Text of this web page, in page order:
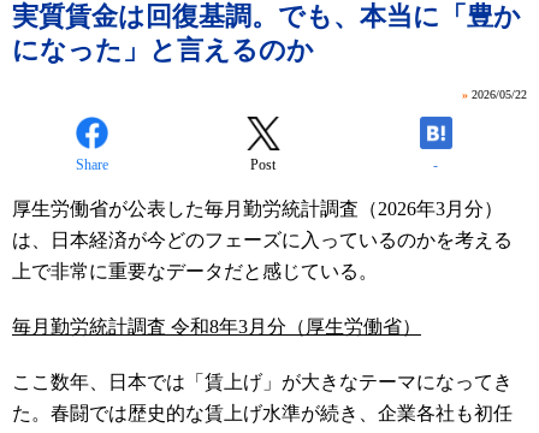
実質賃金は回復基調。でも、本当に「豊か
になった」と言えるのか
» 2026/05/22
Share Post -
厚生労働省が公表した毎月勤労統計調査（2026年3月分）
は、日本経済が今どのフェーズに入っているのかを考える
上で非常に重要なデータだと感じている。
毎月勤労統計調査 令和8年3月分（厚生労働省）
ここ数年、日本では「賃上げ」が大きなテーマになってき
た。春闘では歴史的な賃上げ水準が続き、企業各社も初任